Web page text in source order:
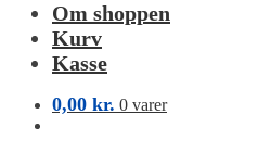
Om shoppen
Kurv
Kasse
0,00 kr. 0 varer